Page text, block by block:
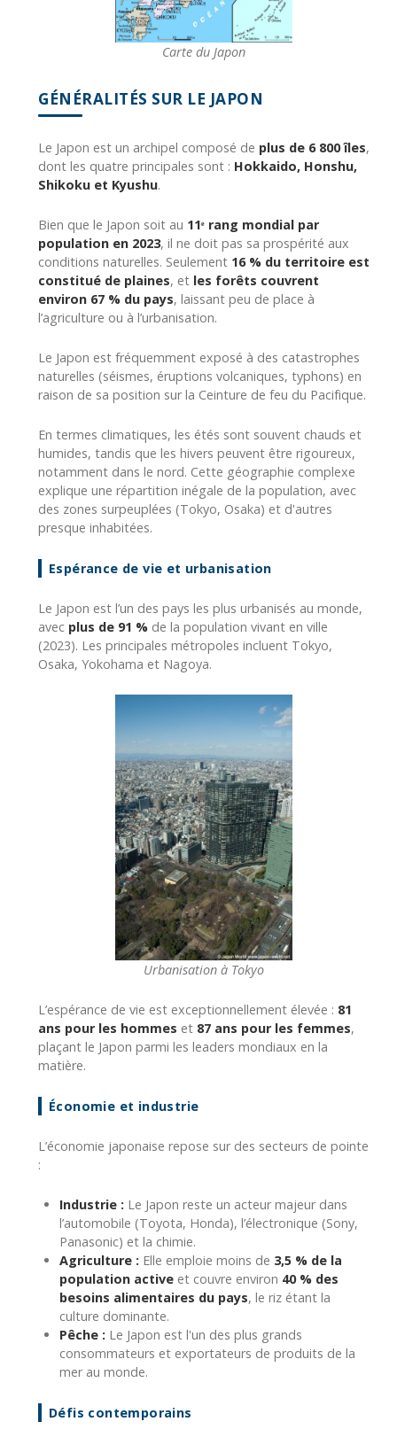
Carte du Japon
GÉNÉRALITÉS SUR LE JAPON
Le Japon est un archipel composé de plus de 6 800 îles,
dont les quatre principales sont : Hokkaido, Honshu,
Shikoku et Kyushu.
Bien que le Japon soit au 11ᵉ rang mondial par
population en 2023, il ne doit pas sa prospérité aux
conditions naturelles. Seulement 16 % du territoire est
constitué de plaines, et les forêts couvrent
environ 67 % du pays, laissant peu de place à
l’agriculture ou à l’urbanisation.
Le Japon est fréquemment exposé à des catastrophes
naturelles (séismes, éruptions volcaniques, typhons) en
raison de sa position sur la Ceinture de feu du Pacifique.
En termes climatiques, les étés sont souvent chauds et
humides, tandis que les hivers peuvent être rigoureux,
notamment dans le nord. Cette géographie complexe
explique une répartition inégale de la population, avec
des zones surpeuplées (Tokyo, Osaka) et d'autres
presque inhabitées.
Espérance de vie et urbanisation
Le Japon est l’un des pays les plus urbanisés au monde,
avec plus de 91 % de la population vivant en ville
(2023). Les principales métropoles incluent Tokyo,
Osaka, Yokohama et Nagoya.
Urbanisation à Tokyo
L’espérance de vie est exceptionnellement élevée : 81
ans pour les hommes et 87 ans pour les femmes,
plaçant le Japon parmi les leaders mondiaux en la
matière.
Économie et industrie
L’économie japonaise repose sur des secteurs de pointe
:
Industrie : Le Japon reste un acteur majeur dans
l’automobile (Toyota, Honda), l’électronique (Sony,
Panasonic) et la chimie.
Agriculture : Elle emploie moins de 3,5 % de la
population active et couvre environ 40 % des
besoins alimentaires du pays, le riz étant la
culture dominante.
Pêche : Le Japon est l'un des plus grands
consommateurs et exportateurs de produits de la
mer au monde.
Défis contemporains